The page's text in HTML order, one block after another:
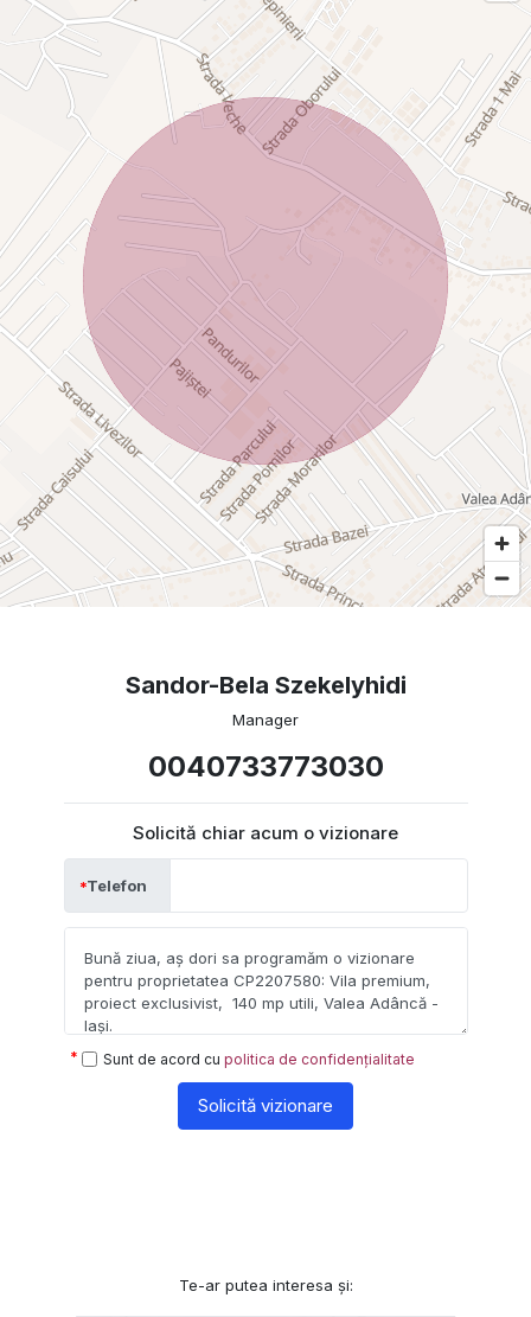
iluminare deosebita pe timpul nopţii.
Gardul frontal este construit din zidărpie şi placat cu aceeaşi
piatra naturala care se regăseşte şi pe Faţadele vilei. De
asemenea accesul auto se realizează printr-o poarta
automatizată cu sistem premium BFT de producţie italiana.
Vila este ideală pentru pretenţioşi, nu a fost construită in
scop de vânzare ci ca locuinţa proprie, de aici si calitatea
deosebita atât a meterialelor folosite cât şi al manoperei.
Aceasta este pentru cei care îşi doresc o construcţie
durabilă in care sa poate locui şi generaţia următoare.
Mutare imediata! Nu ezitaţi sa ne contactaţi pentru vizionare.
Sandor-Bela Szekelyhidi
Manager
0040733773030
Solicită chiar acum o vizionare
Telefon
Sunt de acord cu politica de confidențialitate
Solicită vizionare
Te-ar putea interesa și: